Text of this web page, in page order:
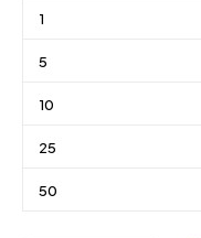
1
5
10
25
50